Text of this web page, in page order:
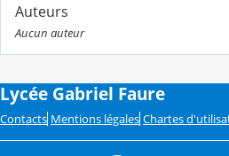
Auteurs
Aucun auteur
Lycée Gabriel Faure
Contacts Mentions légales Chartes